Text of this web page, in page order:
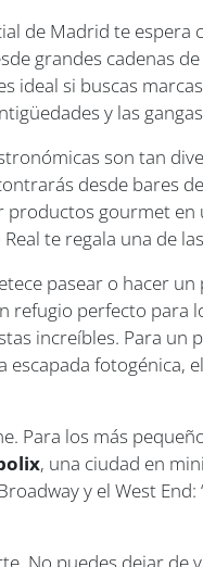
de Madrid te espera
grandes cadenas
ideal si buscas
y las
son tan
desde bares
gourmet
te regala una de
pasear o hacer
refugio perfecto para
increíbles. Para un
escapada fotogénica, el
Para los más
, una ciudad en
y el West End:
No puedes dejar de